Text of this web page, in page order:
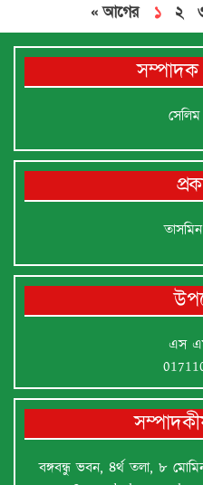
« আগের ১ ২
সম্পাদক
এস
বঙ্গবন্ধু ভবন, ৪র্থ তলা, ৮